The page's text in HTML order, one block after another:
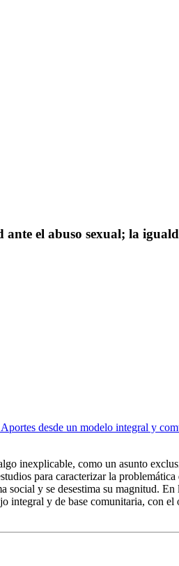
el abuso sexual; la
desde un modelo integral y
inexplicable, como un asunto
para caracterizar la
y se desestima su magnitud.
integral y de base comunitaria, con